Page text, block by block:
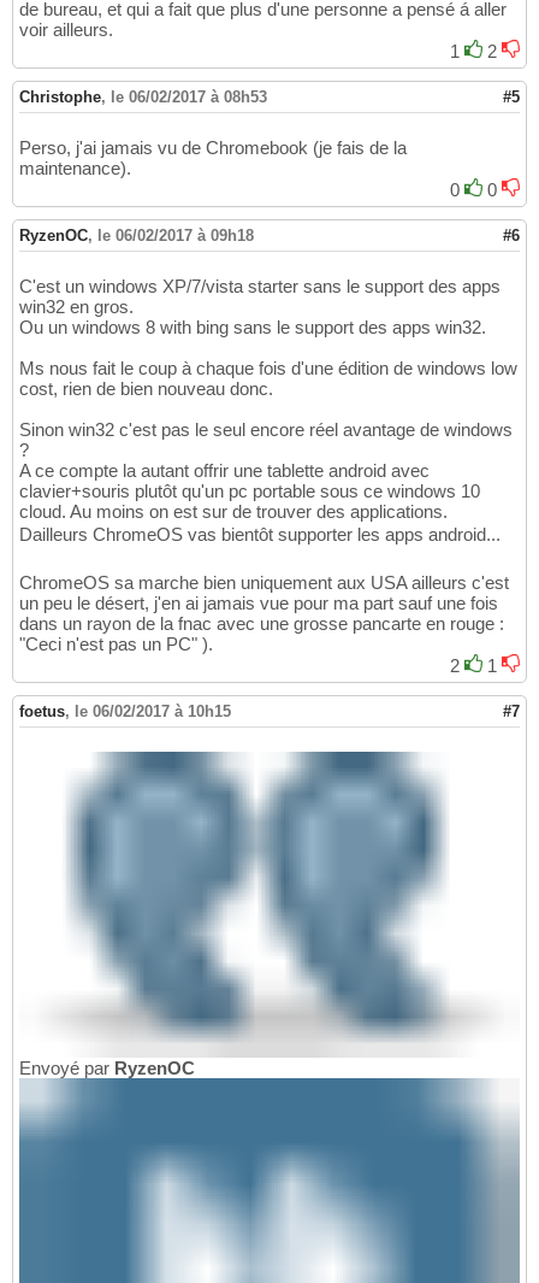
de bureau, et qui a fait que plus d'une personne a pensé á aller
voir ailleurs.
1
2
Christophe, le 06/02/2017 à 08h53 #5
Perso, j'ai jamais vu de Chromebook (je fais de la
maintenance).
0
0
RyzenOC, le 06/02/2017 à 09h18 #6
C'est un windows XP/7/vista starter sans le support des apps
win32 en gros.
Ou un windows 8 with bing sans le support des apps win32.
Ms nous fait le coup à chaque fois d'une édition de windows low
cost, rien de bien nouveau donc.
Sinon win32 c'est pas le seul encore réel avantage de windows
?
A ce compte la autant offrir une tablette android avec
clavier+souris plutôt qu'un pc portable sous ce windows 10
cloud. Au moins on est sur de trouver des applications.
Dailleurs ChromeOS vas bientôt supporter les apps android...
ChromeOS sa marche bien uniquement aux USA ailleurs c'est
un peu le désert, j'en ai jamais vue pour ma part sauf une fois
dans un rayon de la fnac avec une grosse pancarte en rouge :
"Ceci n'est pas un PC" ).
2
1
foetus, le 06/02/2017 à 10h15 #7
Envoyé par RyzenOC